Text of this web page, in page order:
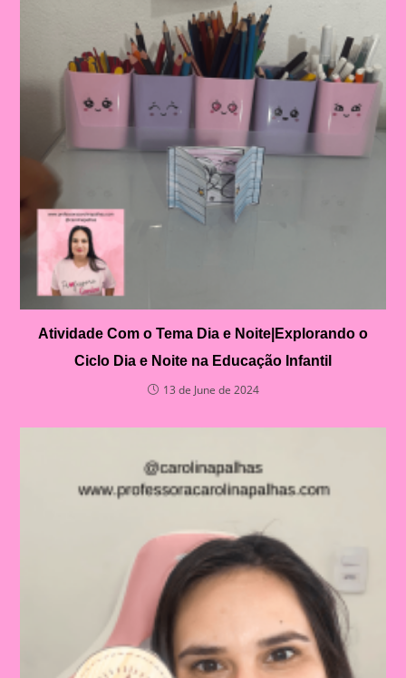
Atividade Com o Tema Dia e Noite|Explorando o
Ciclo Dia e Noite na Educação Infantil
13 de June de 2024